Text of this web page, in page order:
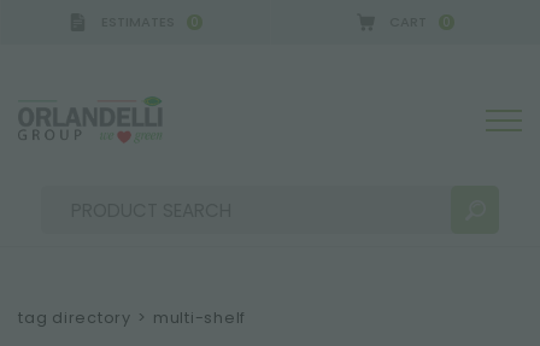
0 0
tag directory > multi-shelf